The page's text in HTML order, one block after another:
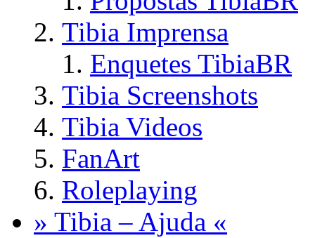
Tibia Imprensa
Enquetes TibiaBR
Tibia Screenshots
Tibia Videos
FanArt
Roleplaying
» Tibia – Ajuda «